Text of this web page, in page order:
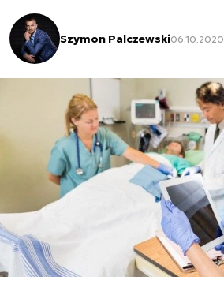
Szymon Palczewski06.10.2020